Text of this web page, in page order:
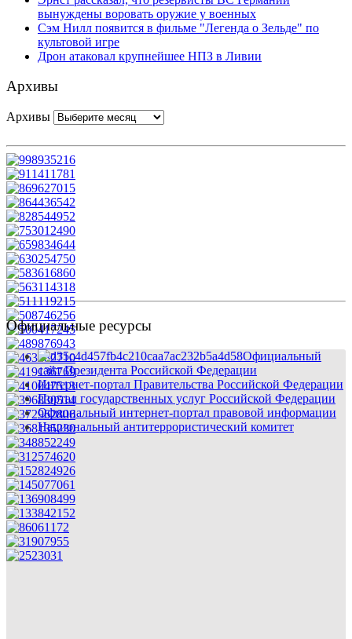
вынуждены воровать оружие у военных
Сэм Нилл появится в фильме "Легенда о Зельде" по
культовой игре
Дрон атаковал крупнейшее НПЗ в Ливии
Архивы
Архивы
Официальные ресурсы
Официальный
сайт Президента Российской Федерации
Интернет-портал Правительства Российской Федерации
Портал государственных услуг Российской Федерации
Официальный интернет-портал правовой информации
Национальный антитеррористический комитет